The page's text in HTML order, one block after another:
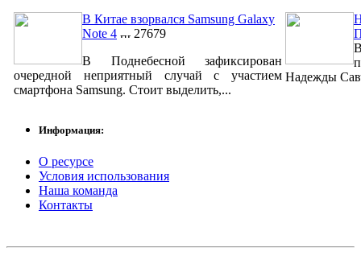
В Китае взорвался Samsung Galaxy
Note 4
27679
В Поднебесной зафиксирован
очередной неприятный случай с участием
смартфона Samsung. Стоит выделить,...
Надежды
Информация:
О ресурсе
Условия использования
Наша команда
Контакты